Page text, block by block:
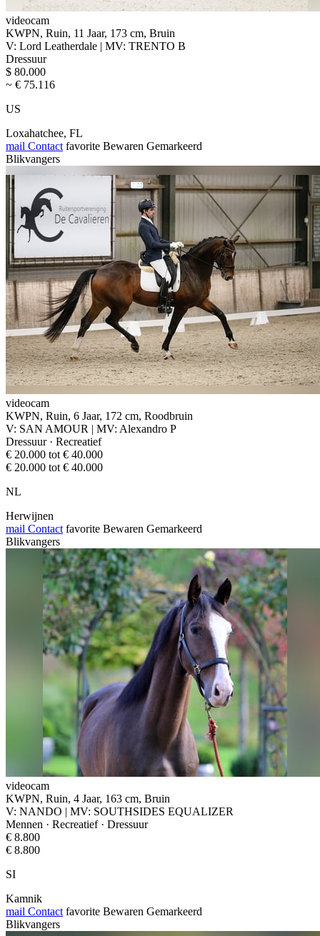
videocam
KWPN, Ruin, 11 Jaar, 173 cm, Bruin
V: Lord Leatherdale | MV: TRENTO B
Dressuur
$ 80.000
~ € 75.116
US
Loxahatchee, FL
mail Contact favorite Bewaren Gemarkeerd
Blikvangers
videocam
KWPN, Ruin, 6 Jaar, 172 cm, Roodbruin
V: SAN AMOUR | MV: Alexandro P
Dressuur · Recreatief
€ 20.000 tot € 40.000
€ 20.000 tot € 40.000
NL
Herwijnen
mail Contact favorite Bewaren Gemarkeerd
Blikvangers
videocam
KWPN, Ruin, 4 Jaar, 163 cm, Bruin
V: NANDO | MV: SOUTHSIDES EQUALIZER
Mennen · Recreatief · Dressuur
€ 8.800
€ 8.800
SI
Kamnik
mail Contact favorite Bewaren Gemarkeerd
Blikvangers